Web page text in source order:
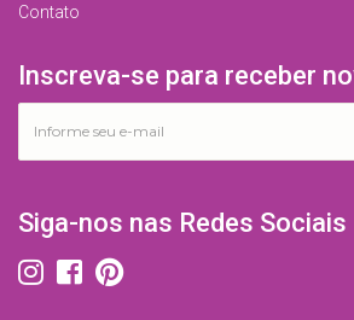
Contato
Inscreva-se para receber
Siga-nos nas Redes Sociais